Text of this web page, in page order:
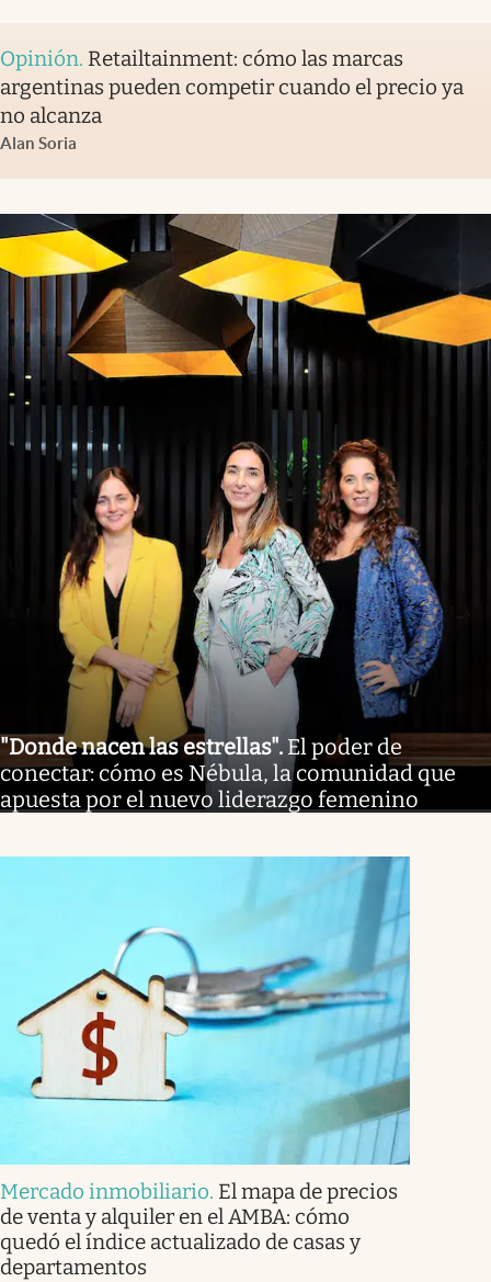
Opinión. Retailtainment: cómo las marcas
argentinas pueden competir cuando el precio ya
no alcanza
Alan Soria
"Donde nacen las estrellas". El poder de
conectar: cómo es Nébula, la comunidad que
apuesta por el nuevo liderazgo femenino
Mercado inmobiliario. El mapa de precios
de venta y alquiler en el AMBA: cómo
quedó el índice actualizado de casas y
departamentos